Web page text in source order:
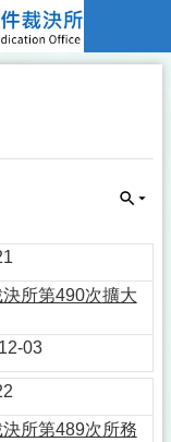
所第490次擴大
03
所第489次所務